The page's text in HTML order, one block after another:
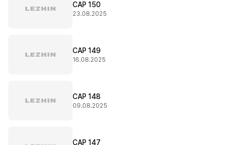
CAP 150
23.08.2025
CAP 149
16.08.2025
CAP 148
09.08.2025
CAP 147